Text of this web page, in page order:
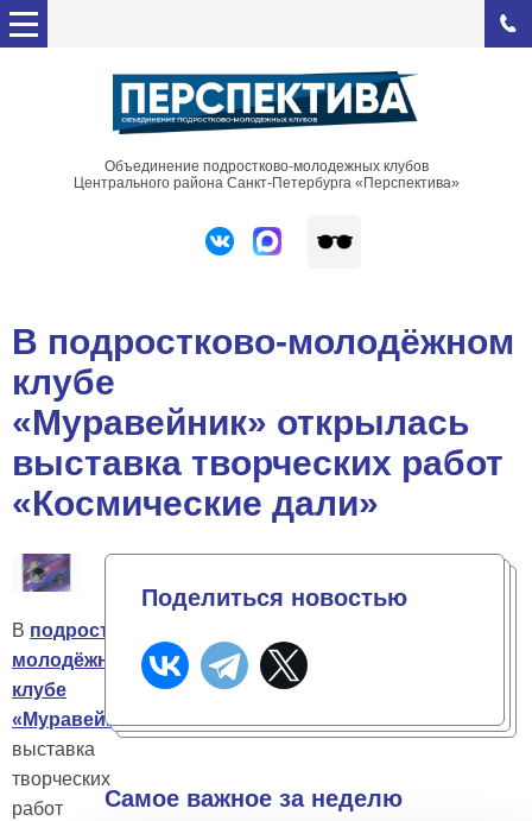
Объединение подростково-молодежных клубов
Центрального района Санкт-Петербурга «Перспектива»
В подростково-молодёжном
клубе
«Муравейник» открылась
выставка творческих работ
«Космические дали»
В подростково-
молодёжном
клубе
«Муравейник»
выставка
творческих
работ
Поделиться новостью
Самое важное за неделю